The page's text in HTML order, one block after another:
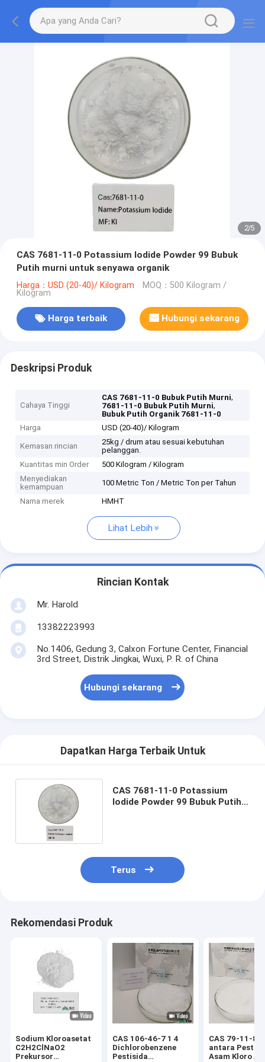
2/5
CAS 7681-11-0 Potassium Iodide Powder 99 Bubuk
Putih murni untuk senyawa organik
Harga：USD (20-40)/ Kilogram MOQ：500 Kilogram /
Kilogram
Harga terbaik Hubungi sekarang
Deskripsi Produk
Cahaya Tinggi
CAS 7681-11-0 Bubuk Putih Murni,
7681-11-0 Bubuk Putih Murni,
Bubuk Putih Organik 7681-11-0
Harga
USD (20-40)/ Kilogram
Kemasan rincian
25kg / drum atau sesuai kebutuhan
pelanggan.
Kuantitas min Order
500 Kilogram / Kilogram
Menyediakan
kemampuan
100 Metric Ton / Metric Ton per Tahun
Nama merek HMHT
Lihat Lebih
Rincian Kontak
Mr. Harold
13382223993
No.1406, Gedung 3, Calxon Fortune Center, Financial
3rd Street, Distrik Jingkai, Wuxi, P. R. of China
Hubungi sekarang
Dapatkan Harga Terbaik Untuk
CAS 7681-11-0 Potassium
Iodide Powder 99 Bubuk Putih
Terus
Rekomendasi Produk
Sodium Kloroasetat
C2H2ClNaO2
Prekursor
CAS 106-46-7 1 4
Dichlorobenzene
Pestisida
CAS 79-11-8
antara
Asam Kloro